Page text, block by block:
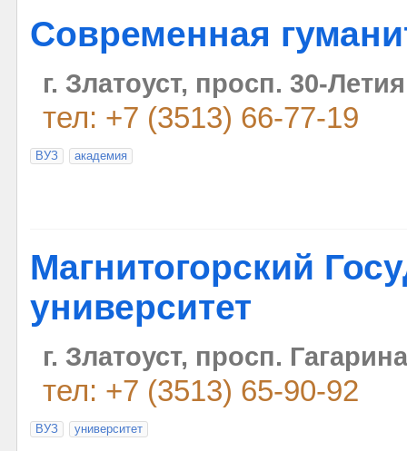
Современная
г. Златоуст, просп. 30-
тел: +7 (3513) 66-77-19
ВУЗ академия
Магнитогорский
университет
г. Златоуст, просп.
тел: +7 (3513) 65-90-92
ВУЗ университет